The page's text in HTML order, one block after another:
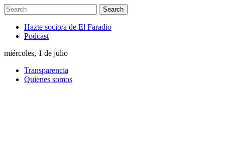
Hazte socio/a de El Faradio
Podcast
miércoles, 1 de julio
Transparencia
Quienes somos